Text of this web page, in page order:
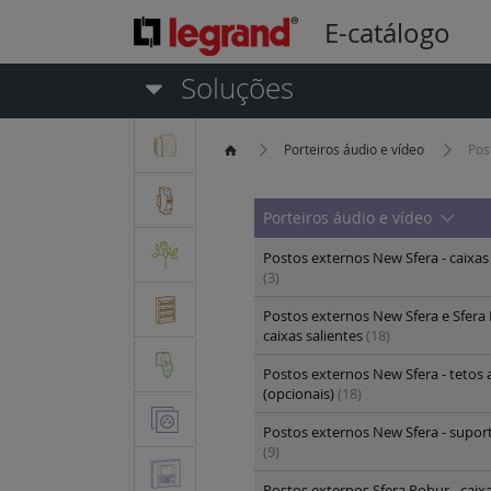
E-catálogo
Soluções
Porteiros áudio e vídeo
Porteiros áudio e vídeo
Postos externos New Sfera -
(3)
Postos externos New Sfera e Sfera
caixas salientes(18)
Postos externos New Sfera - tetos
(opcionais)(18)
Postos externos New Sfera -
(9)